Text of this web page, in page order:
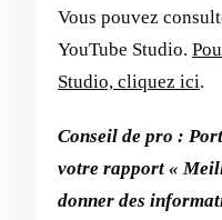
Vous pouvez
YouTube Studio.
Studio, cliquez ici.
Conseil de pro :
votre rapport «
donner des